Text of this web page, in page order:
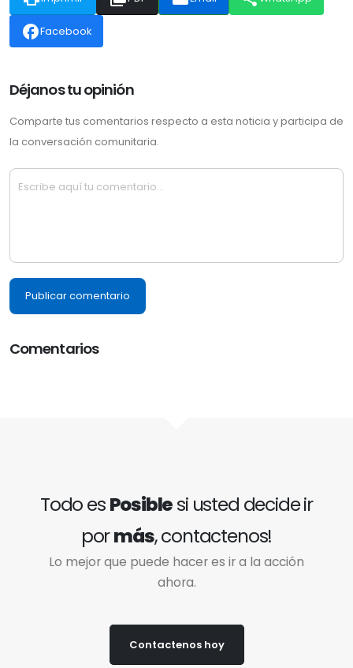
facebookFacebook
Déjanos tu opinión
Comparte tus comentarios respecto a esta noticia y participa de
la conversación comunitaria.
Publicar comentario
Comentarios
Todo esPosiblesi usted decide ir
pormás, contactenos!
Lo mejor que puede hacer es ir a la acción
ahora.
Contactenos hoy